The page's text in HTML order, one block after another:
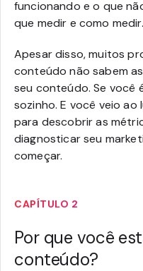
funcionando e o que
que medir e como medir.
Apesar disso, muitos
conteúdo não sabem
seu conteúdo. Se você
sozinho. E você veio
para descobrir as
diagnosticar seu
começar.
CAPÍTULO 2
Por que você
conteúdo?